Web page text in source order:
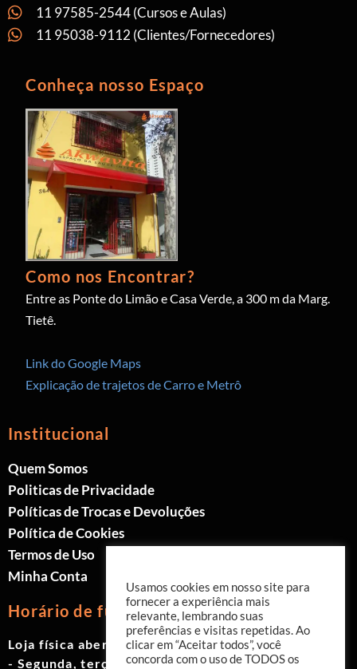
11 97585-2544 (Cursos e Aulas)
11 95038-9112 (Clientes/Fornecedores)
Conheça nosso Espaço
Como nos Encontrar?
Entre as Ponte do Limão e Casa Verde, a 300 m da Marg.
Tietê.
Link do Google Maps
Explicação de trajetos de Carro e Metrô
Institucional
Quem Somos
Politicas de Privacidade
Políticas de Trocas e Devoluções
Política de Cookies
Termos de Uso
Minha Conta
Horário de funcionamento
Loja física aberta de Segunda à Sábado.
- Segunda, terça e quinta das 9h às 19h
Usamos cookies em nosso site para
fornecer a experiência mais
relevante, lembrando suas
preferências e visitas repetidas. Ao
clicar em “Aceitar todos”, você
concorda com o uso de TODOS os